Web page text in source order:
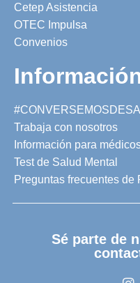
Cetep Asistencia
OTEC Impulsa
Convenios
Trabaja con nosotros
Información para
Test de Salud Mental
Preguntas frecuentes
Sé parte de